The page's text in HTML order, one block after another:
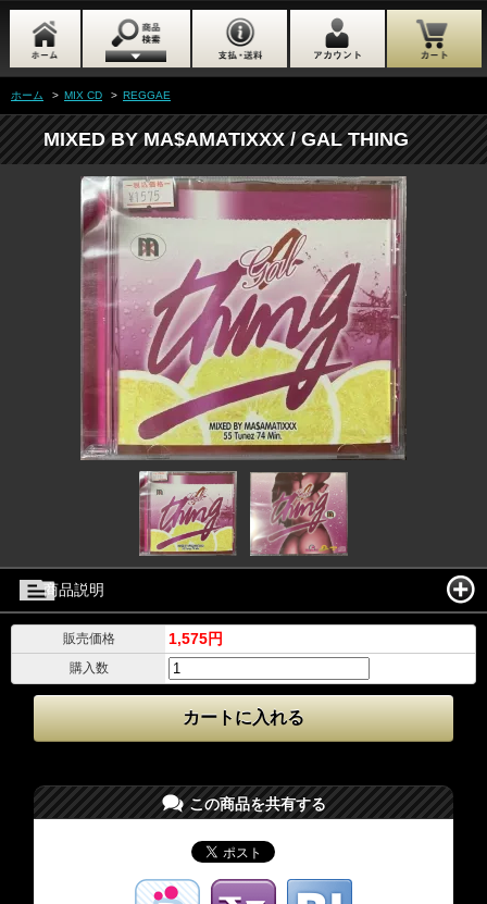
ホーム > MIX CD > REGGAE
MIXED BY MA$AMATIXXX / GAL THING
商品説明
販売価格 1,575円
購入数
この商品を共有する